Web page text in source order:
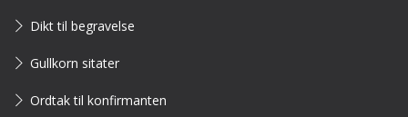
Dikt til begravelse
Gullkorn sitater
Ordtak til konfirmanten